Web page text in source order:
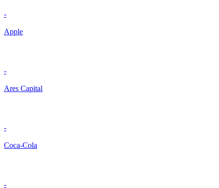
-
Apple
-
Ares Capital
-
Coca-Cola
-